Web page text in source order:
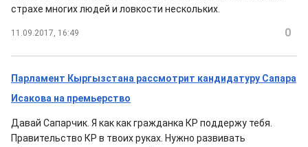
страхе многих людей и ловкости нескольких.
11.09.2017, 16:49 0
Парламент Кыргызстана рассмотрит кандидатуру Сапара
Исакова на премьерство
Давай Сапарчик. Я как как гражданка КР поддержу тебя.
Правительство КР в твоих руках. Нужно развивать